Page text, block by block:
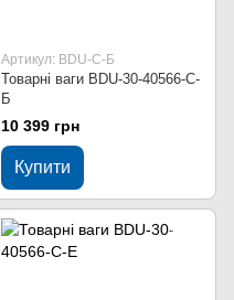
Артикул: BDU-С-Б
Товарні ваги BDU-30-40566-С-
Б
10 399 грн
Купити